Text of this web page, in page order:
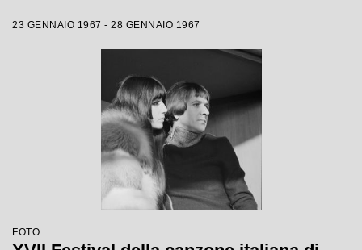
23 GENNAIO 1967 - 28 GENNAIO 1967
FOTO